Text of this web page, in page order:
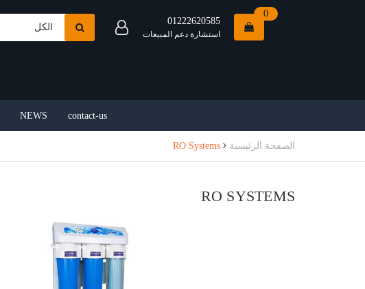
الكل
01222620585
استشارة دعم المبيعات
0
NEWS contact-us
الصفحة الرئيسية RO Systems
RO SYSTEMS